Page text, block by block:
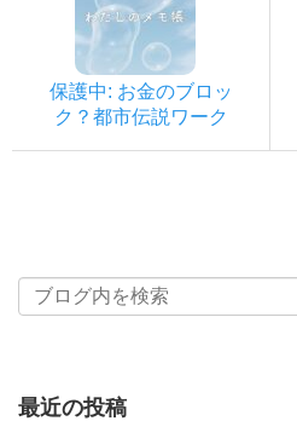
保護中: お金のブロッ
ク？都市伝説ワーク
最近の投稿